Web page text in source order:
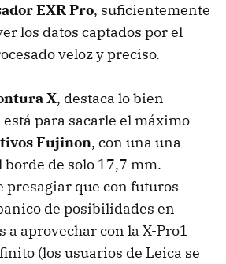
EXRPro, suficientemente
los datos captados por el
veloz y preciso.
X, destaca lo bien
para sacarle el máximo
Fujinon, con una una
de solo 17,7 mm.
presagiar que con futuros
de posibilidades en
a aprovechar con la X-Pro1
(los usuarios de Leica se